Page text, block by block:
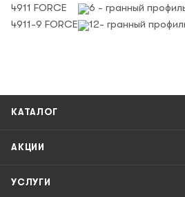
4911 FORCE
6 - гранный
4911-9 FORCE
12- гранный
КАТАЛОГ
АКЦИИ
УСЛУГИ